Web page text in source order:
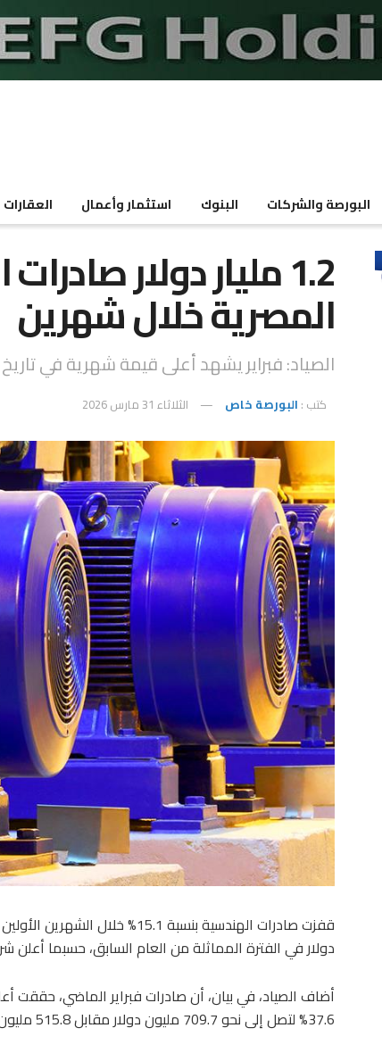
البورصة والشركات البنوك استثمار وأعمال العقارات
1.2 مليار دولار
المصرية خلال شهرين
الصياد: فبراير يشهد أعلى قيمة شهرية في تاريخ
كتب : البورصة خاص الثلاثاء 31 مارس 2026
دولار في الفترة المماثلة من العام السابق، حسبما
أضاف الصياد، في بيان، أن صادرات فبراير الماضي، حققت
37.6% لتصل إلى نحو 709.7 مليون دولار مقابل 515.8 مليون دولار فبراير 2025.